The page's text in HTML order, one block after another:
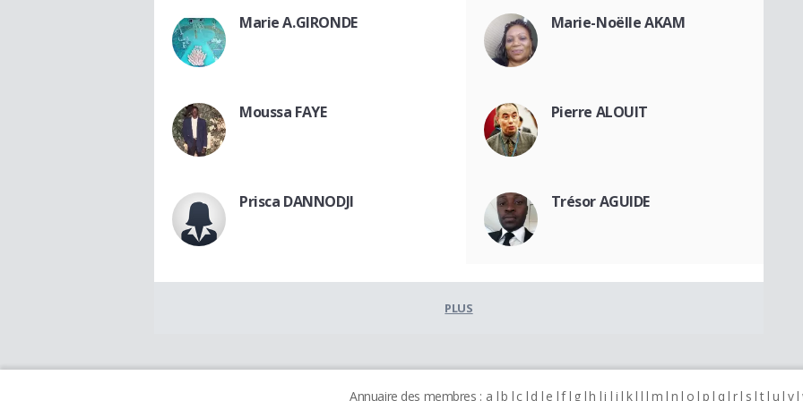
Marie A.GIRONDE Marie-Noëlle AKAM
Moussa FAYE Pierre ALOUIT
Prisca DANNODJI Trésor AGUIDE
PLUS
Annuaire des membres : a b c d e f g h i j k l m n o p q r s t u v